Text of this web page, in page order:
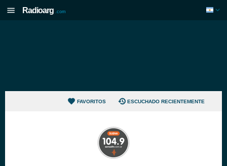
Radioarg .com
FAVORITOS ESCUCHADO RECIENTEMENTE